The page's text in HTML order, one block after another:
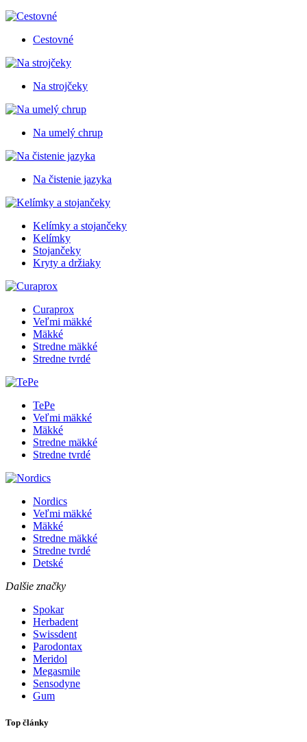
Cestovné
Na strojčeky
Na umelý chrup
Na čistenie jazyka
Kelímky a stojančeky
Kelímky
Stojančeky
Kryty a držiaky
Curaprox
Veľmi mäkké
Mäkké
Stredne mäkké
Stredne tvrdé
TePe
Veľmi mäkké
Mäkké
Stredne mäkké
Stredne tvrdé
Nordics
Veľmi mäkké
Mäkké
Stredne mäkké
Stredne tvrdé
Detské
Dalšie značky
Spokar
Herbadent
Swissdent
Parodontax
Meridol
Megasmile
Sensodyne
Gum
Top články